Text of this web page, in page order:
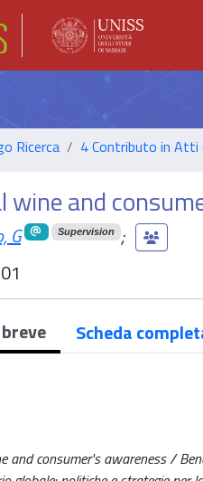
Ricerca 4 Contributo in Atti
wine and
G Supervision
;
Scheda
and consumer's awareness /